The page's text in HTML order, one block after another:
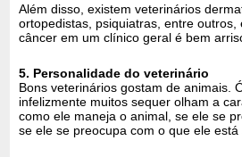
Além disso, existem veterinários
ortopedistas, psiquiatras, entre outros,
câncer em um clínico geral é bem
5. Personalidade do veterinário
Bons veterinários gostam de animais.
infelizmente muitos sequer olham a
como ele maneja o animal, se ele se
se ele se preocupa com o que ele está